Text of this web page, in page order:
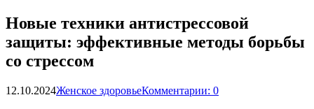
Новые техники антистрессовой
защиты: эффективные методы борьбы
со стрессом
12.10.2024Женское здоровьеКомментарии: 0